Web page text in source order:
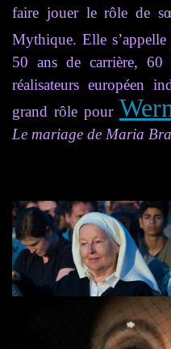
faire jouer le rôle de
Mythique. Elle s’appelle
50 ans de carrière,
réalisateurs européen
grand rôle pour
Le mariage de Maria